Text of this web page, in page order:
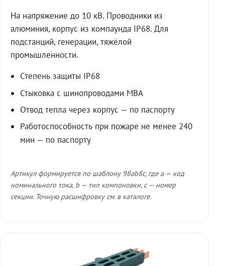
На напряжение до 10 кВ. Проводники из
алюминия, корпус из компаунда IP68. Для
подстанций, генерации, тяжёлой
промышленности.
Степень защиты IP68
Стыковка с шинопроводами МВА
Отвод тепла через корпус — по паспорту
Работоспособность при пожаре не менее 240
мин — по паспорту
Артикул формируется по шаблону 98ab8c, где a — код
номинального тока, b — тип компоновки, c — номер
секции. Точную расшифровку см. в каталоге.